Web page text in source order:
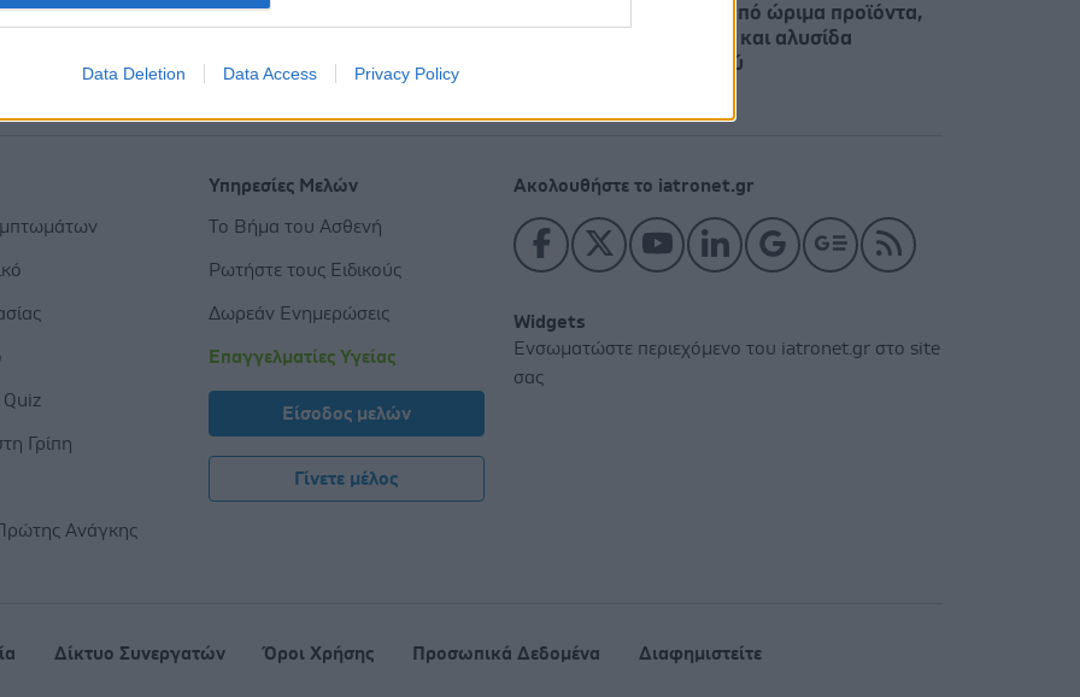
allow Google to enable storage related to security, including
Data Deletion Data Access Privacy Policy
δολαρίων από ώριμα προϊόντα,
προμήθειες και αλυσίδα
εφοδιασμού
Ακολουθήστε το iatronet.gr
Widgets
Ενσωματώστε περιεχόμενο του iatronet.gr στο site
σας
Quiz
Γρίπη
Ανάγκης
Υπηρεσίες Μελών
Το Βήμα του Ασθενή
Ρωτήστε τους Ειδικούς
Δωρεάν Ενημερώσεις
Επαγγελματίες Υγείας
Είσοδος μελών
Γίνετε μέλος
Δίκτυο Συνεργατών Όροι Χρήσης Προσωπικά Δεδομένα Διαφημιστείτε